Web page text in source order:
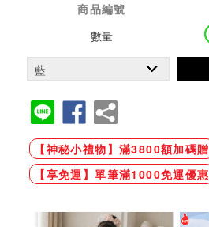
商品編號
數量
【神秘小禮物】滿3800額加碼贈
【享免運】單筆滿1000免運優惠